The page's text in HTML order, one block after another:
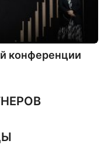
конференции